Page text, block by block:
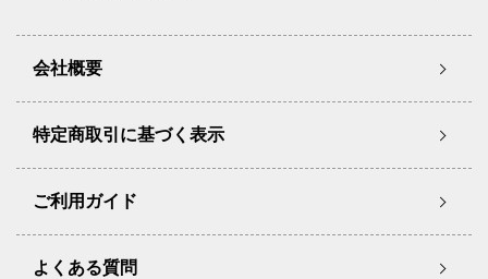
会社概要
特定商取引に基づく表示
ご利用ガイド
よくある質問